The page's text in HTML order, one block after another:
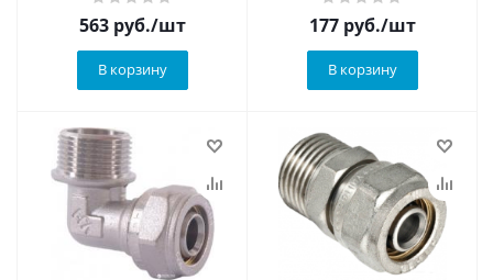
563 руб./шт
В корзину
177 руб./шт
В корзину